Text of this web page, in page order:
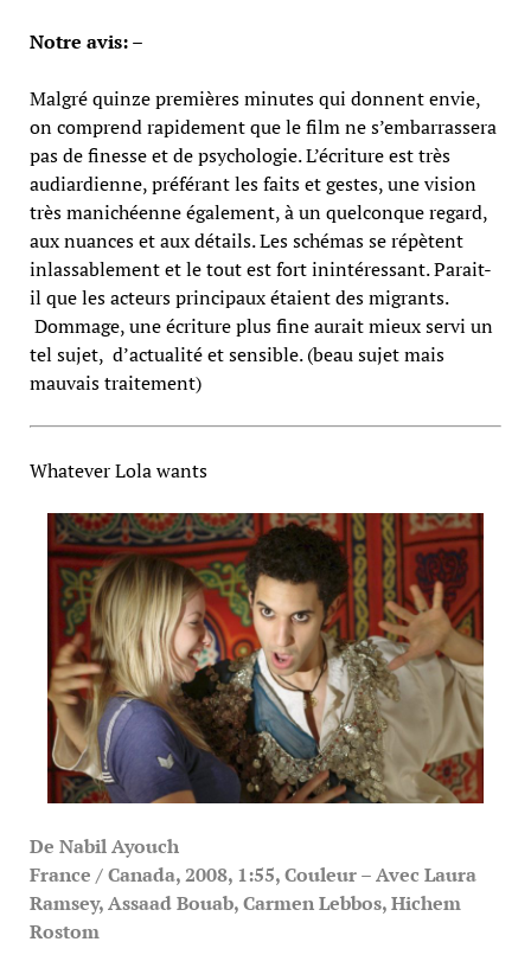
Notre avis: –
Malgré quinze premières minutes qui donnent envie,
on comprend rapidement que le film ne s’embarrassera
pas de finesse et de psychologie. L’écriture est très
audiardienne, préférant les faits et gestes, une vision
très manichéenne également, à un quelconque regard,
aux nuances et aux détails. Les schémas se répètent
inlassablement et le tout est fort inintéressant. Parait-
il que les acteurs principaux étaient des migrants.
Dommage, une écriture plus fine aurait mieux servi un
tel sujet, d’actualité et sensible. (beau sujet mais
mauvais traitement)
Whatever Lola wants
De Nabil Ayouch
France / Canada, 2008, 1:55, Couleur – Avec Laura
Ramsey, Assaad Bouab, Carmen Lebbos, Hichem
Rostom